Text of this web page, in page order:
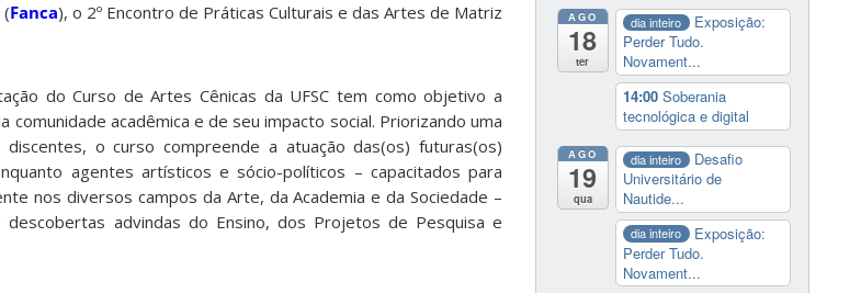
Fanca), o 2º Encontro de Práticas Culturais e das Artes de Matriz
do Curso de Artes Cênicas da UFSC tem como objetivo a
acadêmica e de seu impacto social. Priorizando uma
o curso compreende a atuação das(os) futuras(os)
agentes artísticos e sócio-políticos – capacitados para
nos diversos campos da Arte, da Academia e da Sociedade –
advindas do Ensino, dos Projetos de Pesquisa e
AGO
18
ter
dia inteiro
Exposição:
Perder Tudo.
Novament...
14:00 Soberania
tecnológica e digital
AGO
19
qua
dia inteiro
Desafio
Universitário de
Nautide...
dia inteiro
Exposição:
Perder Tudo.
Novament...